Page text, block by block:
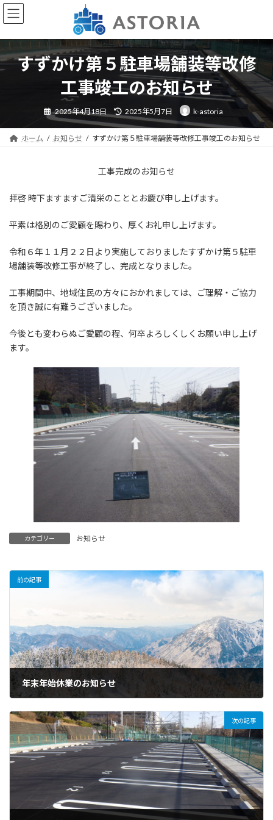
コ
ン
ン
ツ
へ
ナ
ビ
ー
シ
ョ
すずかけ第５駐車場舗装等改修
工事竣工のお知らせ
2025年4月18日
終
更
新
日
時
2025年5月7日 k-astoria
ホーム お知らせ すずかけ第５駐車場舗装等改修工事竣工のお知らせ
工事完成のお知らせ
拝啓 時下ますますご清栄のこととお慶び申し上げます。
平素は格別のご愛顧を賜わり、厚くお礼申し上げます。
令和６年１１月２２日より実施しておりましたすずかけ第５駐車
場舗装等改修工事が終了し、完成となりました。
工事期間中、地域住民の方々におかれましては、ご理解・ご協力
を頂き誠に有難うございました。
今後とも変わらぬご愛顧の程、何卒よろしくしくお願い申し上げ
ます。
カテゴリー お知らせ
前の記事
年末年始休業のお知らせ
次の記事